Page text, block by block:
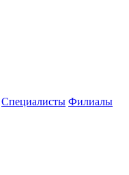
Специалисты Филиалы